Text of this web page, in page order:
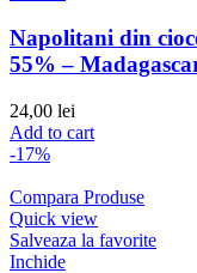
Napolitani din
55% –
24,00 lei
Add to cart
-17%
Compara Produse
Quick view
Salveaza la favorite
Inchide